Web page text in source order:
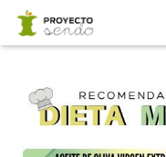
¿SABÍAS QUE…?
EQUIPO